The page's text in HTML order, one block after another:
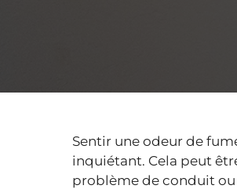
Sentir une odeur de
inquiétant. Cela peut
problème de conduit ou